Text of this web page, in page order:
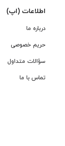
اطلاعات (اپ)
درباره ما
حریم خصوصی
سؤالات متداول
تماس با ما